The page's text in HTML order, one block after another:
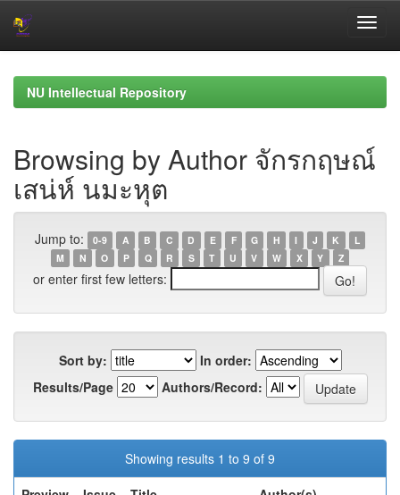
navigationNU Intellectual Repository
Browsing by Author จักรกฤษณ์
เสน่ห์ นมะหุต
Jump to: 0-9 A B C D E F G H I J K
L
M
N O P Q R S T U V W X Y Z
or enter first few letters:
Sort by:
In order:
Results/Page
Authors/Record:
Showing results 1 to 9 of 9